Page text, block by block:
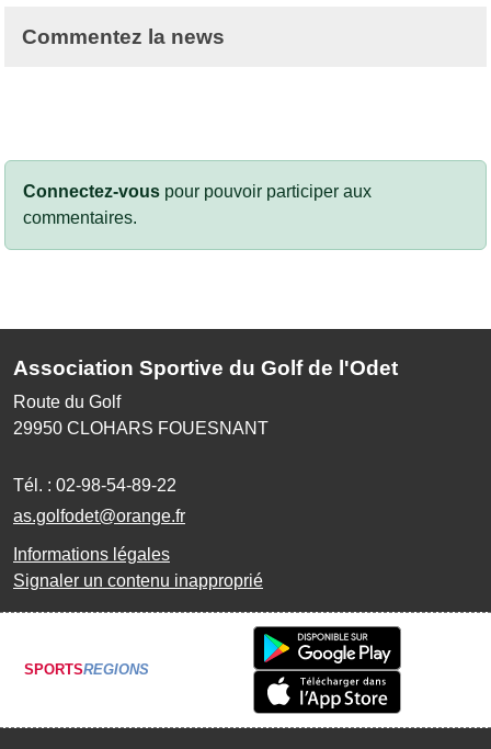
Commentez la news
Connectez-vous pour pouvoir participer aux
commentaires.
Association Sportive du Golf de l'Odet
Route du Golf
29950 CLOHARS FOUESNANT
Tél. : 02-98-54-89-22
as.golfodet@orange.fr
Informations légales
Signaler un contenu inapproprié
SPORTSREGIONS